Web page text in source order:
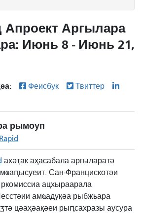
Апроект Аргылара
Июнь 8 - Июнь 21,
Феисбук
Твиттер
рымоуп
ахәҭак аҳасабала аргыларатә
мҩаԥысуеит. Сан-Францискотәи
ацхыраарала
амҩадуқәа рыбжьара
цәаҳәақәеи рыԥсахразы аусура